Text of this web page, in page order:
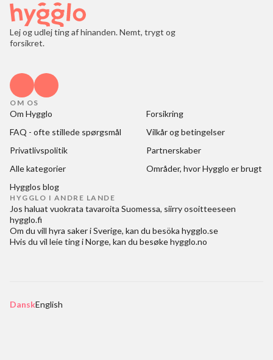
Lej og udlej ting af hinanden. Nemt, trygt og
forsikret.
OM OS
Om Hygglo
Forsikring
FAQ - ofte stillede spørgsmål
Vilkår og betingelser
Privatlivspolitik
Partnerskaber
Alle kategorier
Områder, hvor Hygglo er brugt
Hygglos blog
HYGGLO I ANDRE LANDE
Jos haluat vuokrata tavaroita Suomessa, siirry osoitteeseen
hygglo.fi
Om du vill hyra saker i Sverige, kan du besöka hygglo.se
Hvis du vil leie ting i Norge, kan du besøkehygglo.no
DanskEnglish